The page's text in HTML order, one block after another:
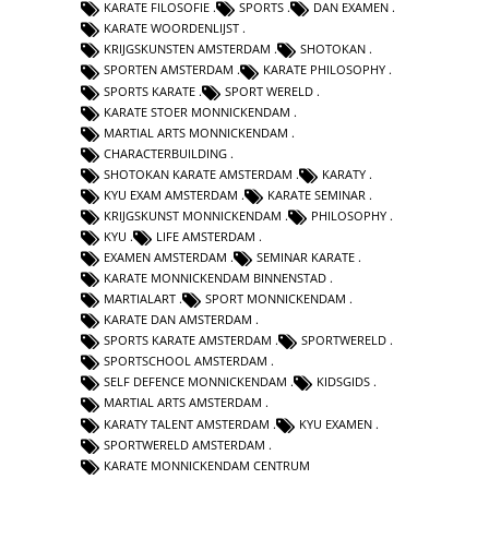
KARATE FILOSOFIE
SPORTS
DAN EXAMEN
KARATE WOORDENLIJST
KRIJGSKUNSTEN AMSTERDAM
SHOTOKAN
SPORTEN AMSTERDAM
KARATE PHILOSOPHY
SPORTS KARATE
SPORT WERELD
KARATE STOER MONNICKENDAM
MARTIAL ARTS MONNICKENDAM
CHARACTERBUILDING
SHOTOKAN KARATE AMSTERDAM
KARATY
KYU EXAM AMSTERDAM
KARATE SEMINAR
KRIJGSKUNST MONNICKENDAM
PHILOSOPHY
KYU
LIFE AMSTERDAM
EXAMEN AMSTERDAM
SEMINAR KARATE
KARATE MONNICKENDAM BINNENSTAD
MARTIALART
SPORT MONNICKENDAM
KARATE DAN AMSTERDAM
SPORTS KARATE AMSTERDAM
SPORTWERELD
SPORTSCHOOL AMSTERDAM
SELF DEFENCE MONNICKENDAM
KIDSGIDS
MARTIAL ARTS AMSTERDAM
KARATY TALENT AMSTERDAM
KYU EXAMEN
SPORTWERELD AMSTERDAM
KARATE MONNICKENDAM CENTRUM